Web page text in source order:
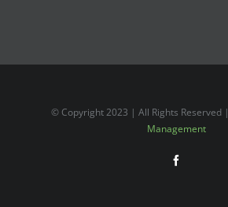
© Copyright 2023 | All Rights Reserved |
Management